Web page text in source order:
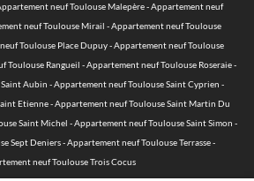
neuf Toulouse Malepère-Appartement neuf
neuf Toulouse Mirail -Appartement neuf Toulouse
Toulouse Place Dupuy-Appartement neuf Toulouse
Toulouse Rangueil -Appartement neuf Toulouse Roseraie-
Aubin -Appartement neuf Toulouse Saint Cyprien -
Etienne-Appartement neuf Toulouse Saint Martin Du
Saint Michel -Appartement neuf Toulouse Saint Simon -
Sept Deniers-Appartement neuf Toulouse Terrasse-
neuf Toulouse Trois Cocus